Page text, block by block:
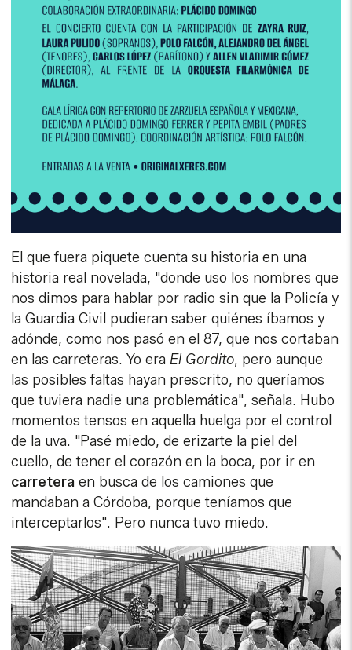
El que fuera piquete cuenta su historia en una
historia real novelada, "donde uso los nombres que
nos dimos para hablar por radio sin que la Policía y
la Guardia Civil pudieran saber quiénes íbamos y
adónde, como nos pasó en el 87, que nos cortaban
en las carreteras. Yo eraEl Gordito, pero aunque
las posibles faltas hayan prescrito, no queríamos
que tuviera nadie una problemática", señala. Hubo
momentos tensos en aquella huelga por el control
de la uva. "Pasé miedo, de erizarte la piel del
cuello, de tener el corazón en la boca, por ir en
carreteraen busca de los camiones que
mandaban a Córdoba, porque teníamos que
interceptarlos". Pero nunca tuvo miedo.